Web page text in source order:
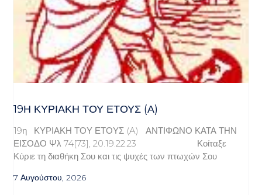
19Η ΚΥΡΙΑΚΉ ΤΟΥ ΈΤΟΥΣ (Α)
19η ΚΥΡΙΑΚΗ ΤΟΥ ΕΤΟΥΣ (A) ΑΝΤΙΦΩΝΟ ΚΑΤΑ ΤΗΝ
ΕΙΣΟΔΟ Ψλ 74[73], 20.19.22.23 Κοίταξε
Κύριε τη διαθήκη Σου και τις ψυχές των πτωχών Σου
7 Αυγούστου, 2026